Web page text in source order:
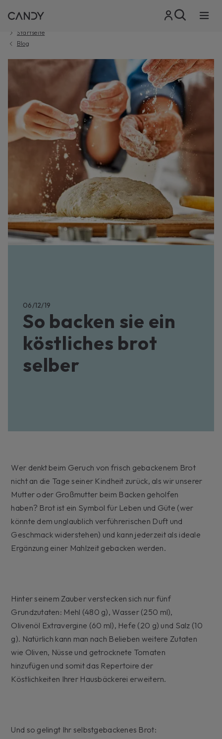
Startseite
Blog
06/12/19
So backen sie ein
köstliches brot
selber
Wer denkt beim Geruch von frisch gebackenem Brot
nicht an die Tage seiner Kindheit zurück, als wir unserer
Mutter oder Großmutter beim Backen geholfen
haben? Brot ist ein Symbol für Leben und Güte (wer
könnte dem unglaublich verführerischen Duft und
Geschmack widerstehen) und kann jederzeit als ideale
Ergänzung einer Mahlzeit gebacken werden.
Hinter seinem Zauber verstecken sich nur fünf
Grundzutaten: Mehl (480 g), Wasser (250 ml),
Olivenöl Extravergine (60 ml), Hefe (20 g) und Salz (10
g). Natürlich kann man nach Belieben weitere Zutaten
wie Oliven, Nüsse und getrocknete Tomaten
hinzufügen und somit das Repertoire der
Köstlichkeiten Ihrer Hausbäckerei erweitern.
Und so gelingt Ihr selbstgebackenes Brot: